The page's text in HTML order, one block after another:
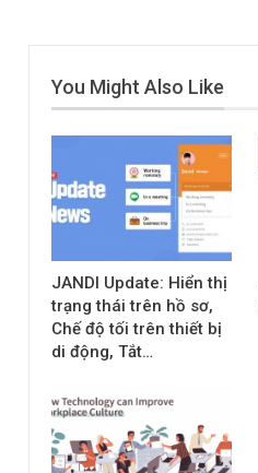
You Might Also Like
JANDI Update: Hiển thị
trạng thái trên hồ sơ,
Chế độ tối trên thiết bị
di động, Tắt…